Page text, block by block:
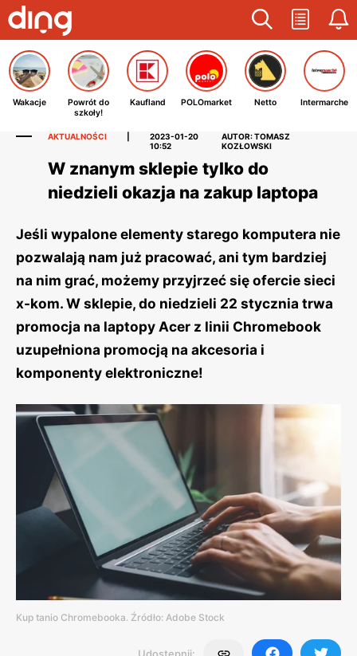
Wakacje
Powrót do
szkoły!
Kaufland POLOmarket Netto Intermarche
AKTUALNOŚCI
2023-01-20
10:52
AUTOR: TOMASZ
KOZŁOWSKI
W znanym sklepie tylko do
niedzieli okazja na zakup laptopa
Jeśli wypalone elementy starego komputera nie
pozwalają nam już pracować, ani tym bardziej
na nim grać, możemy przyjrzeć się ofercie sieci
x-kom. W sklepie, do niedzieli 22 stycznia trwa
promocja na laptopy Acer z linii Chromebook
uzupełniona promocją na akcesoria i
komponenty elektroniczne!
Kup tanio Chromebooka. Źródło: Adobe Stock